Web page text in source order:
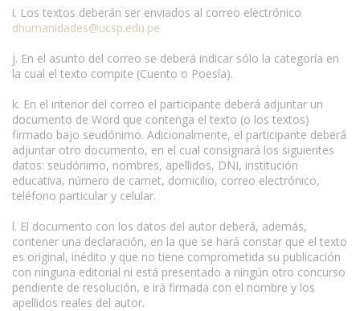
i. Los textos deberán ser enviados al correo electrónico
dhumanidades@ucsp.edu.pe
j. En el asunto del correo se deberá indicar sólo la categoría en
la cual el texto compite (Cuento o Poesía).
k. En el interior del correo el participante deberá adjuntar un
documento de Word que contenga el texto (o los textos)
firmado bajo seudónimo. Adicionalmente, el participante deberá
adjuntar otro documento, en el cual consignará los siguientes
datos: seudónimo, nombres, apellidos, DNI, institución
educativa, número de carnet, domicilio, correo electrónico,
teléfono particular y celular.
l. El documento con los datos del autor deberá, además,
contener una declaración, en la que se hará constar que el texto
es original, inédito y que no tiene comprometida su publicación
con ninguna editorial ni está presentado a ningún otro concurso
pendiente de resolución, e irá firmada con el nombre y los
apellidos reales del autor.